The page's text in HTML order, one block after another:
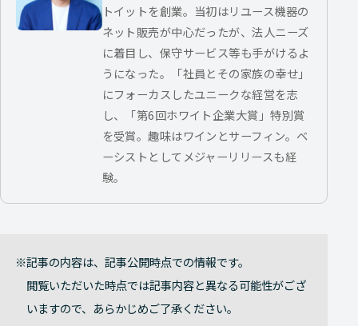
トイットを創業。当初はリユース機器の
ネット販売が中心だったが、法人ニーズ
に着目し、保守サービス等も手がけるよ
うになった。「社員とその家族の幸せ」
にフォーカスしたユニークな経営を志
し、「第6回ホワイト企業大賞」特別賞
を受賞。趣味はワインとサーフィン。ベ
ーシストとしてメジャーリリースも経
験。
記事の内容は、記事公開時点での情報です。
閲覧いただいた時点では記事内容と異なる可能性がござ
いますので、あらかじめご了承ください。